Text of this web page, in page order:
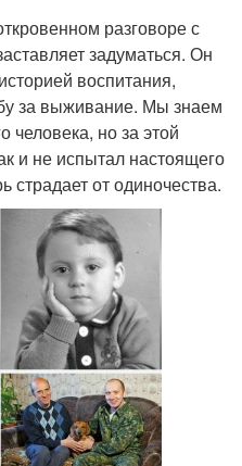
разговоре с
задуматься. Он
воспитания,
за выживание. Мы знаем
человека, но за этой
и не испытал настоящего
страдает от одиночества.